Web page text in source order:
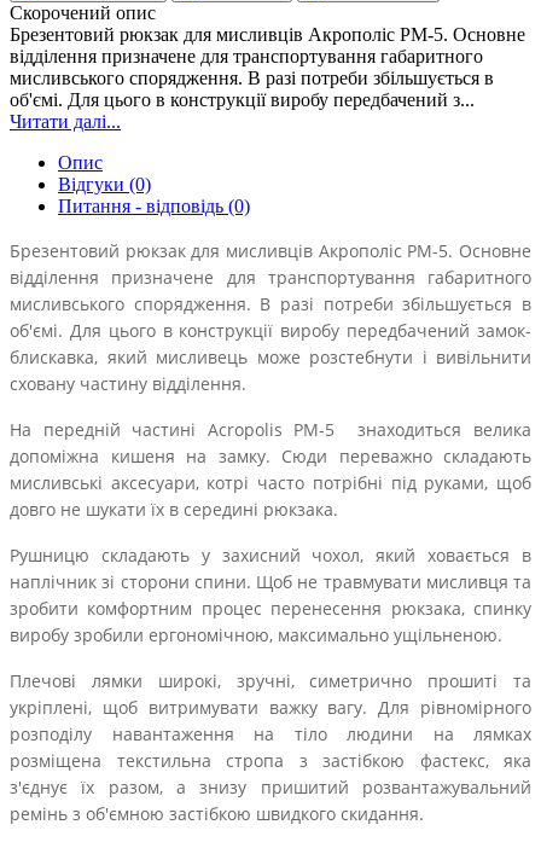
Скорочений опис
Брезентовий рюкзак для мисливців Акрополіс РМ-5. Основне
відділення призначене для транспортування габаритного
мисливського спорядження. В разі потреби збільшується в
об'ємі. Для цього в конструкції виробу передбачений з...
Читати далі...
Опис
Відгуки (0)
Питання - відповідь (0)
Брезентовий рюкзак для мисливців Акрополіс РМ-5. Основне
відділення призначене для транспортування габаритного
мисливського спорядження. В разі потреби збільшується в
об'ємі. Для цього в конструкції виробу передбачений замок-
блискавка, який мисливець може розстебнути і вивільнити
сховану частину відділення.
На передній частині Acropolis РМ-5 знаходиться велика
допоміжна кишеня на замку. Сюди переважно складають
мисливські аксесуари, котрі часто потрібні під руками, щоб
довго не шукати їх в середині рюкзака.
Рушницю складають у захисний чохол, який ховається в
наплічник зі сторони спини. Щоб не травмувати мисливця та
зробити комфортним процес перенесення рюкзака, спинку
виробу зробили ергономічною, максимально ущільненою.
Плечові лямки широкі, зручні, симетрично прошиті та
укріплені, щоб витримувати важку вагу. Для рівномірного
розподілу навантаження на тіло людини на лямках
розміщена текстильна стропа з застібкою фастекс, яка
з'єднує їх разом, а знизу пришитий розвантажувальний
ремінь з об'ємною застібкою швидкого скидання.